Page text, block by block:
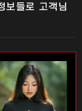
보들로 고객님